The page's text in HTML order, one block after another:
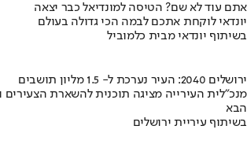
אתם עוד לא שם? הטיסה למונדיאל כבר יצאה
יונדאי לוקחת אתכם לבמה הכי גדולה בעולם
בשיתוף יונדאי מבית כלמוביל
ירושלים 2040: העיר נערכת ל- 1.5 מליון תושבים
מנכ"לית העירייה מציגה תוכנית להשארת הצעירים
הבא
בשיתוף עיריית ירושלים